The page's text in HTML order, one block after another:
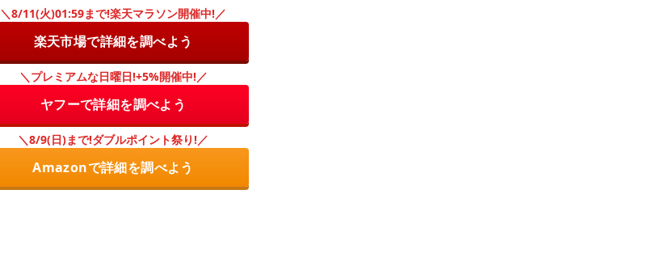
＼8/11(火)01:59まで!楽天マラソン開催中!／
楽天市場で詳細を調べよう
＼プレミアムな日曜日!+5%開催中!／
ヤフーで詳細を調べよう
＼8/9(日)まで!ダブルポイント祭り!／
Amazonで詳細を調べよう